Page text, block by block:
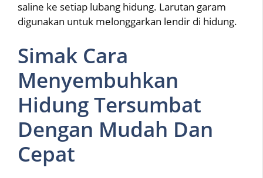
saline ke setiap lubang hidung. Larutan garam
digunakan untuk melonggarkan lendir di hidung.
Simak Cara
Menyembuhkan
Hidung Tersumbat
Dengan Mudah Dan
Cepat